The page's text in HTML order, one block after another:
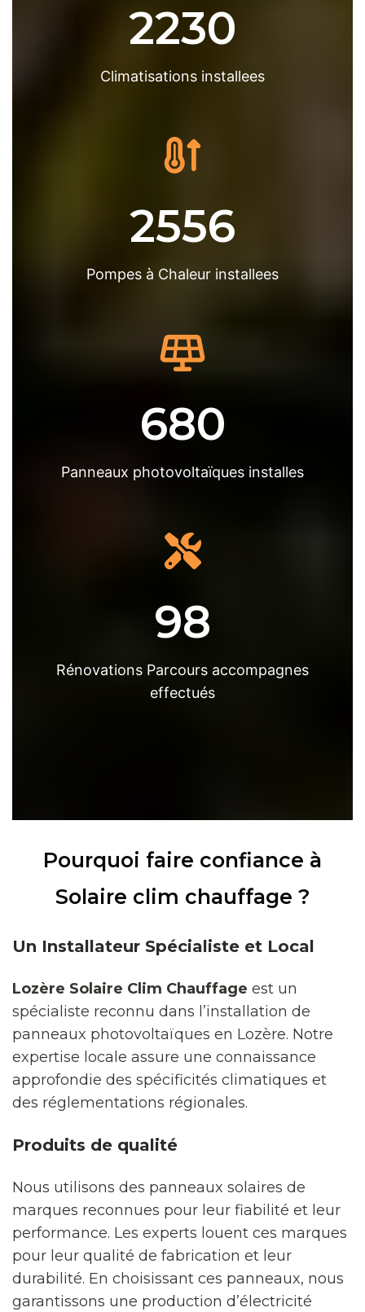
2230
Climatisations installees
2556
Pompes à Chaleur installees
680
Panneaux photovoltaïques installes
98
Rénovations Parcours accompagnes
effectués
Pourquoi faire confiance à
Solaire clim chauffage ?
Un Installateur Spécialiste et Local
Lozère Solaire Clim Chauffage est un
spécialiste reconnu dans l’installation de
panneaux photovoltaïques en Lozère. Notre
expertise locale assure une connaissance
approfondie des spécificités climatiques et
des réglementations régionales.
Produits de qualité
Nous utilisons des panneaux solaires de
marques reconnues pour leur fiabilité et leur
performance. Les experts louent ces marques
pour leur qualité de fabrication et leur
durabilité. En choisissant ces panneaux, nous
garantissons une production d’électricité